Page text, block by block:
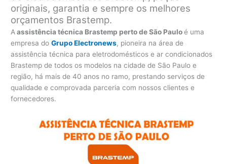
originais, garantia e sempre os melhores
orçamentos Brastemp.
Aassistência técnica Brastemp perto de São Pauloé uma
empresa doGrupo Electronews, pioneira na área de
assistência técnica para eletrodomésticos e ar condicionados
Brastemp de todos os modelos na cidade de São Paulo e
região, há mais de 40 anos no ramo, prestando serviços de
qualidade e comprovada parceria com nossos clientes e
fornecedores.